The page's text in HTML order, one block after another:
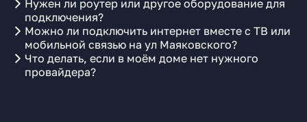
Нужен ли роутер или другое оборудование для
подключения?
Можно ли подключить интернет вместе с ТВ или
мобильной связью на ул Маяковского?
Что делать, если в моём доме нет нужного
провайдера?